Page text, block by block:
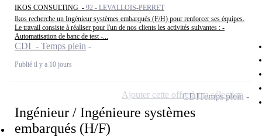
IKOS CONSULTING - 92 - LEVALLOIS-PERRET
Ikos recherche un Ingénieur systèmes embarqués (F/H) pour renforcer ses équipes.
Le travail consiste à réaliser pour l'un de nos clients les activités suivantes : -
Automatisation de banc de test -...
CDI - Temps plein
Publié il y a 10 jours
Ingénieur / Ingénieure systèmes
embarqués (H/F)
CDITemps plein
Ajouter cette offre à ma sélection